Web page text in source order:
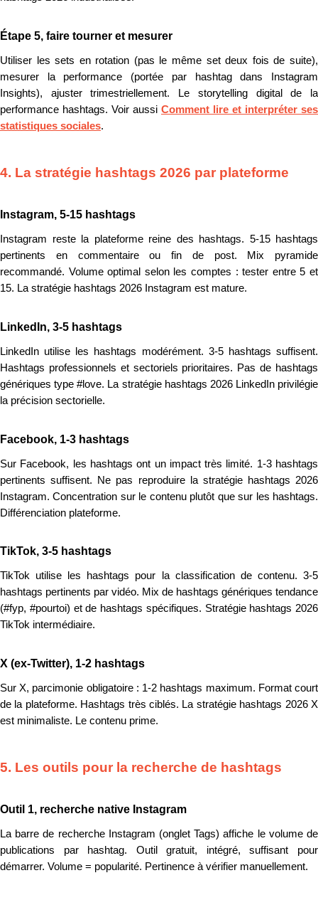
Étape 5, faire tourner et mesurer
Utiliser les sets en rotation (pas le même set deux fois de suite),
mesurer la performance (portée par hashtag dans Instagram
Insights), ajuster trimestriellement. Le storytelling digital de la
performance hashtags. Voir aussi Comment lire et interpréter ses
statistiques sociales.
4. La stratégie hashtags 2026 par plateforme
Instagram, 5-15 hashtags
Instagram reste la plateforme reine des hashtags. 5-15 hashtags
pertinents en commentaire ou fin de post. Mix pyramide
recommandé. Volume optimal selon les comptes : tester entre 5 et
15. La stratégie hashtags 2026 Instagram est mature.
LinkedIn, 3-5 hashtags
LinkedIn utilise les hashtags modérément. 3-5 hashtags suffisent.
Hashtags professionnels et sectoriels prioritaires. Pas de hashtags
génériques type #love. La stratégie hashtags 2026 LinkedIn privilégie
la précision sectorielle.
Facebook, 1-3 hashtags
Sur Facebook, les hashtags ont un impact très limité. 1-3 hashtags
pertinents suffisent. Ne pas reproduire la stratégie hashtags 2026
Instagram. Concentration sur le contenu plutôt que sur les hashtags.
Différenciation plateforme.
TikTok, 3-5 hashtags
TikTok utilise les hashtags pour la classification de contenu. 3-5
hashtags pertinents par vidéo. Mix de hashtags génériques tendance
(#fyp, #pourtoi) et de hashtags spécifiques. Stratégie hashtags 2026
TikTok intermédiaire.
X (ex-Twitter), 1-2 hashtags
Sur X, parcimonie obligatoire : 1-2 hashtags maximum. Format court
de la plateforme. Hashtags très ciblés. La stratégie hashtags 2026 X
est minimaliste. Le contenu prime.
5. Les outils pour la recherche de hashtags
Outil 1, recherche native Instagram
La barre de recherche Instagram (onglet Tags) affiche le volume de
publications par hashtag. Outil gratuit, intégré, suffisant pour
démarrer. Volume = popularité. Pertinence à vérifier manuellement.